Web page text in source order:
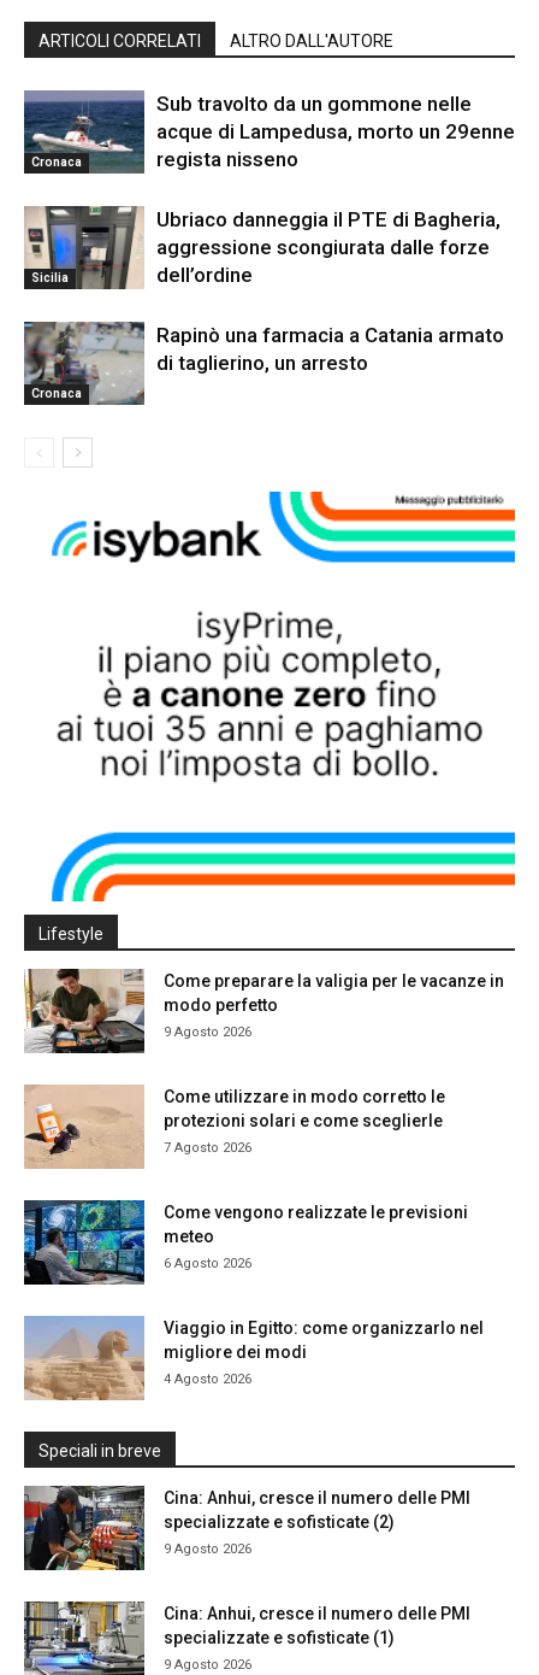
ARTICOLI CORRELATI ALTRO DALL'AUTORE
Cronaca
Sub travolto da un gommone nelle
acque di Lampedusa, morto un 29enne
regista nisseno
Sicilia
Ubriaco danneggia il PTE di Bagheria,
aggressione scongiurata dalle forze
dell’ordine
Cronaca
Rapinò una farmacia a Catania armato
di taglierino, un arresto
Lifestyle
Come preparare la valigia per le vacanze in
modo perfetto
9 Agosto 2026
Come utilizzare in modo corretto le
protezioni solari e come sceglierle
7 Agosto 2026
Come vengono realizzate le previsioni
meteo
6 Agosto 2026
Viaggio in Egitto: come organizzarlo nel
migliore dei modi
4 Agosto 2026
Speciali in breve
Cina: Anhui, cresce il numero delle PMI
specializzate e sofisticate (2)
9 Agosto 2026
Cina: Anhui, cresce il numero delle PMI
specializzate e sofisticate (1)
9 Agosto 2026